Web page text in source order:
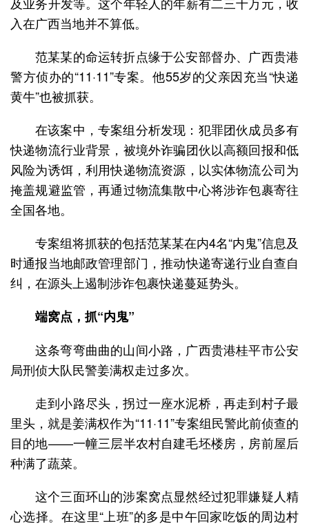
入在广西当地并不算低。
范某某的命运转折点缘于公安部督办、广西贵港
警方侦办的“11·11”专案。他55岁的父亲因充当“快递
黄牛”也被抓获。
在该案中，专案组分析发现：犯罪团伙成员多有
快递物流行业背景，被境外诈骗团伙以高额回报和低
风险为诱饵，利用快递物流资源，以实体物流公司为
掩盖规避监管，再通过物流集散中心将涉诈包裹寄往
全国各地。
专案组将抓获的包括范某某在内4名“内鬼”信息及
时通报当地邮政管理部门，推动快递寄递行业自查自
纠，在源头上遏制涉诈包裹快递蔓延势头。
端窝点，抓“内鬼”
这条弯弯曲曲的山间小路，广西贵港桂平市公安
局刑侦大队民警姜满权走过多次。
走到小路尽头，拐过一座水泥桥，再走到村子最
里头，就是姜满权作为“11·11”专案组民警此前侦查的
目的地——一幢三层半农村自建毛坯楼房，房前屋后
种满了蔬菜。
这个三面环山的涉案窝点显然经过犯罪嫌疑人精
心选择。在这里“上班”的多是中午回家吃饭的周边村